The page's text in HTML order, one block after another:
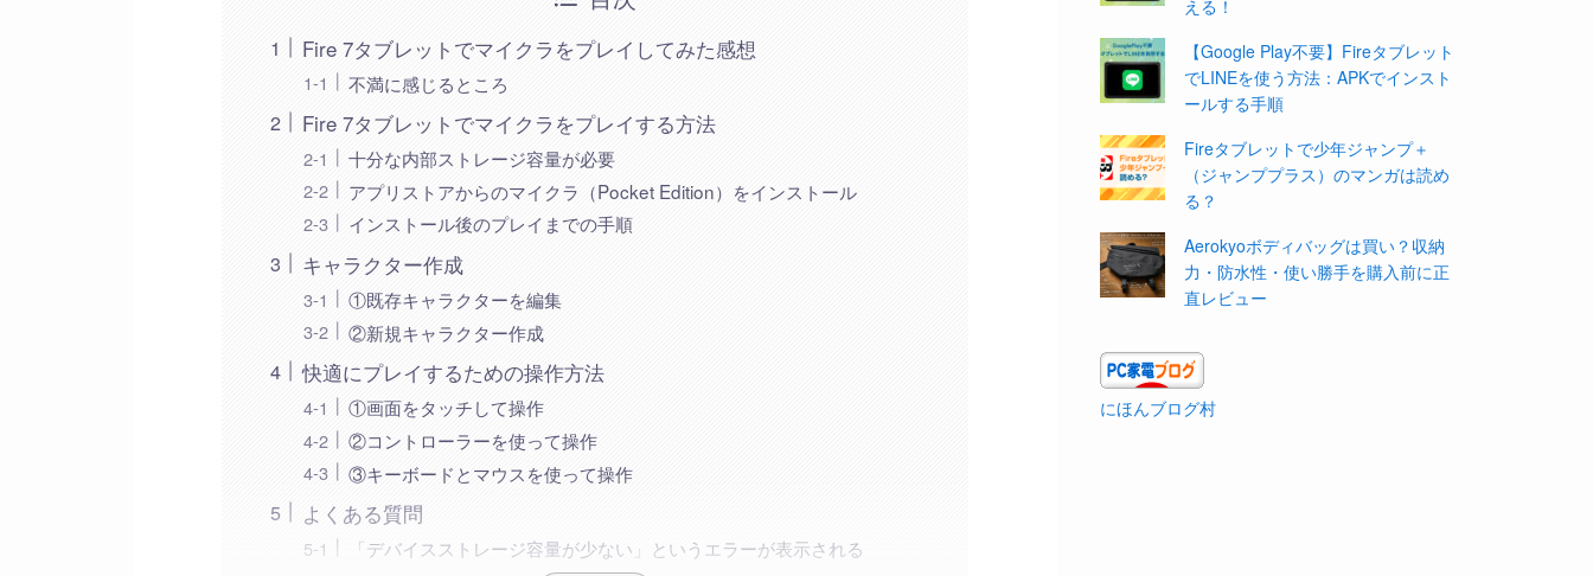
Fire 7タブレットでマイクラをプレイしてみた感想
不満に感じるところ
Fire 7タブレットでマイクラをプレイする方法
十分な内部ストレージ容量が必要
アプリストアからのマイクラ（Pocket Edition）をインストール
インストール後のプレイまでの手順
キャラクター作成
①既存キャラクターを編集
②新規キャラクター作成
快適にプレイするための操作方法
①画面をタッチして操作
②コントローラーを使って操作
③キーボードとマウスを使って操作
よくある質問
「デバイスストレージ容量が少ない」というエラーが表示される
える！
【Google Play不要】Fireタブレット
でLINEを使う方法：APKでインスト
ールする手順
Fireタブレットで少年ジャンプ＋
（ジャンププラス）のマンガは読め
る？
Aerokyoボディバッグは買い？収納
力・防水性・使い勝手を購入前に正
直レビュー
にほんブログ村